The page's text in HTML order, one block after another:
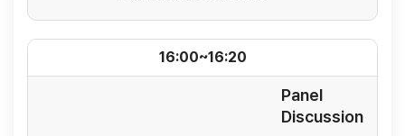
Panel
Discussion
16:00~16:20